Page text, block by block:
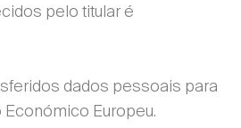
pelo titular é
dados pessoais para
Europeu.